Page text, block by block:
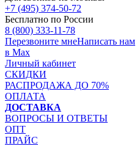
+7 (495) 374-50-72
Бесплатно по России
8 (800) 333-11-78
Перезвоните мнеНаписать нам
в Max
Личный кабинет
СКИДКИ
РАСПРОДАЖА ДО 70%
ОПЛАТА
ДОСТАВКА
ВОПРОСЫ И ОТВЕТЫ
ОПТ
ПРАЙС